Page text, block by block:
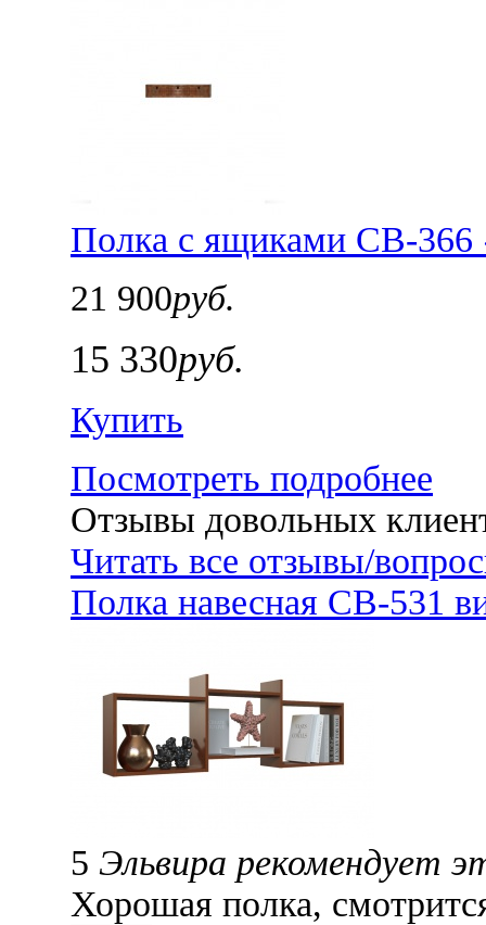
Полка с ящиками СВ-366
21 900руб.
15 330руб.
Купить
Посмотреть подробнее
Отзывы довольных
Читать все отзывы/
Полка навесная СВ-531
5 Эльвира рекомендует
Хорошая полка,